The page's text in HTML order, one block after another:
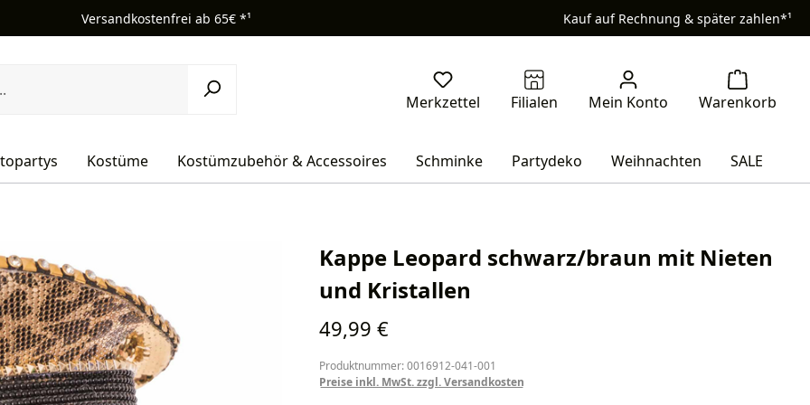
Versandkostenfrei ab 65€ *¹ Kauf auf Rechnung & später zahlen*¹
Kostüme Kostümzubehör & Accessoires Schminke Partydeko Weihnachten SALE
Kappe Leopard schwarz/braun mit Nieten
und Kristallen
Regulärer Preis:
49,99 €
Produktnummer: 0016912-041-001
Preise inkl. MwSt. zzgl. Versandkosten